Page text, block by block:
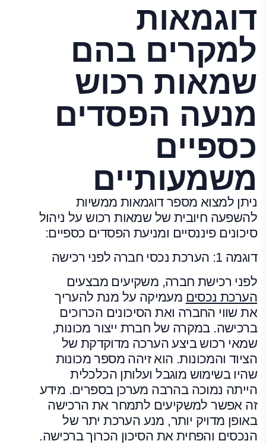
דוגמאות
למקרים בהם
שמאות רכוש
מנעה הפסדים
כספיים
משמעותיים
ניתן למצוא מספר דוגמאות ממשיות
להשפעה חיובית של שמאות רכוש על ניהול
סיכונים פיננסיים ומניעת הפסדים כספיים:
דוגמה 1: הערכת נכסי חברה לפני רכישה
לפני רכישת חברה, משקיעים מבצעים
הערכת נכסים מעמיקה על מנת להעריך
את שווי החברה ואת הסיכונים הכרוכים
ברכישה. במקרה של חברת ייצור מכונות,
שמאי רכוש ביצע הערכה מדוקדקת של
הציוד והמכונות. הוא זיהה מספר מכונות
שהיו בשימוש מוגבל ועלותן הכלכלית
הייתה נמוכה בהרבה מערכן בספרים. מידע
זה אפשר למשקיעים לתמחר את הרכישה
באופן מדויק יותר, מנע הערכת יתר של
הנכסים והפחית את הסיכון הכרוך ברכישה.